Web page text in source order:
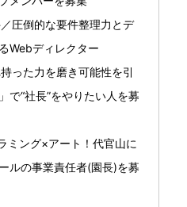
圧倒的な要件整理力とデ
Webディレクター
った力を磨き可能性を引
で“社長”をやりたい人を募
ミング×アート！代官山に
ルの事業責任者(園長)を募